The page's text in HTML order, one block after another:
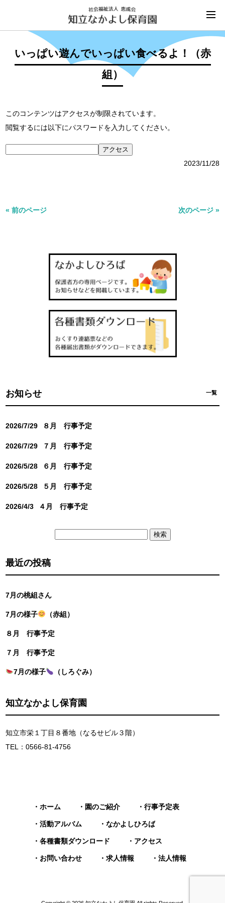
いっぱい遊んでいっぱい食べるよ！（赤
組）
このコンテンツはアクセスが制限されています。
閲覧するには以下にパスワードを入力してください。
2023/11/28
« 前のページ 次のページ »
お知らせ 一覧
2026/7/29 ８月 行事予定
2026/7/29 ７月 行事予定
2026/5/28 ６月 行事予定
2026/5/28 ５月 行事予定
2026/4/3 ４月 行事予定
最近の投稿
7月の桃組さん
7月の様子 （赤組）
８月 行事予定
７月 行事予定
7月の様子 （しろぐみ）
知立なかよし保育園
知立市栄１丁目８番地（なるせビル３階）
TEL：0566-81-4756
ホーム 園のご紹介 行事予定表
活動アルバム なかよしひろば
各種書類ダウンロード アクセス
お問い合わせ 求人情報 法人情報